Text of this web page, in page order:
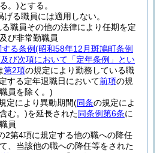
。)とする。
る職員には適用しない。
職員その他の法律により任期を定
び非常勤職員
る条例(昭和58年12月斑鳩町条例
び次項において「定年条例」とい
第2項の規定により勤務している職
する定年退職日において前項の規
員を除く。)
定により異動期間(同条の規定によ
む。)を延長された同条例第6条に
員
2第4項に規定する他の職への降任
、当該他の職への降任等をされた